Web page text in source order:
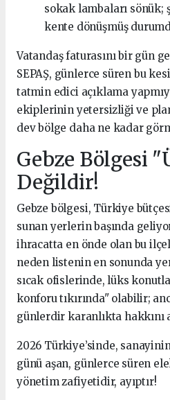
sokak lambaları sönük;
kente dönüşmüş
Vatandaş faturasını bir gün
SEPAŞ, günlerce süren bu
tatmin edici açıklama
ekiplerinin yetersizliği ve
dev bölge daha ne kadar
Gebze Bölgesi
Değildir!
Gebze bölgesi, Türkiye
sunan yerlerin başında
ihracatta en önde olan bu
neden listenin en sonunda
sıcak ofislerinde, lüks
konforu tıkırında" olabilir;
günlerdir karanlıkta hakkını
2026 Türkiye’sinde,
günü aşan, günlerce süren
yönetim zafiyetidir, ayıptır!